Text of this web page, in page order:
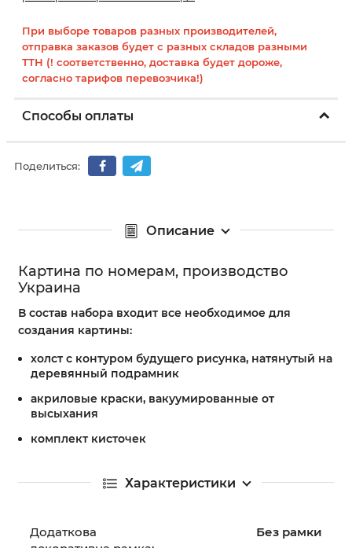
При выборе товаров разных производителей,
отправка заказов будет с разных складов разными
ТТН (! соответственно, доставка будет дороже,
согласно тарифов перевозчика!)
Способы оплаты
Поделиться:
Описание
Картина по номерам, производство
Украина
В состав набора входит все необходимое для
создания картины:
холст с контуром будущего рисунка, натянутый на
деревянный подрамник
акриловые краски, вакуумированные от
высыхания
комплект кисточек
Характеристики
Додаткова
Без рамки